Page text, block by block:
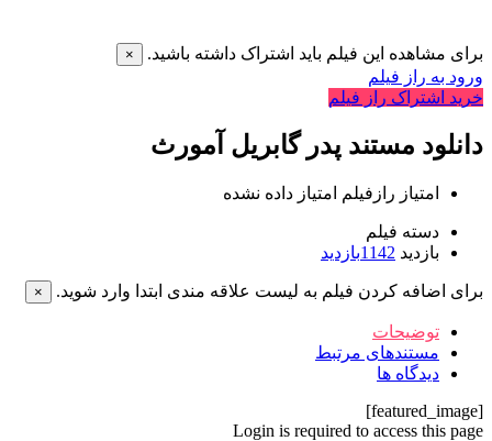
برای مشاهده این فیلم باید اشتراک داشته باشید. ×
ورود به راز فیلم
خرید اشتراک راز فیلم
دانلود مستند پدر گابریل آمورث
امتیاز رازفیلم امتیاز داده نشده
دسته فیلم
بازدید 1142بازدید
برای اضافه کردن فیلم به لیست علاقه مندی ابتدا وارد شوید. ×
توضیحات
مستندهای مرتبط
دیدگاه ها
[featured_image]
Login is required to access this page